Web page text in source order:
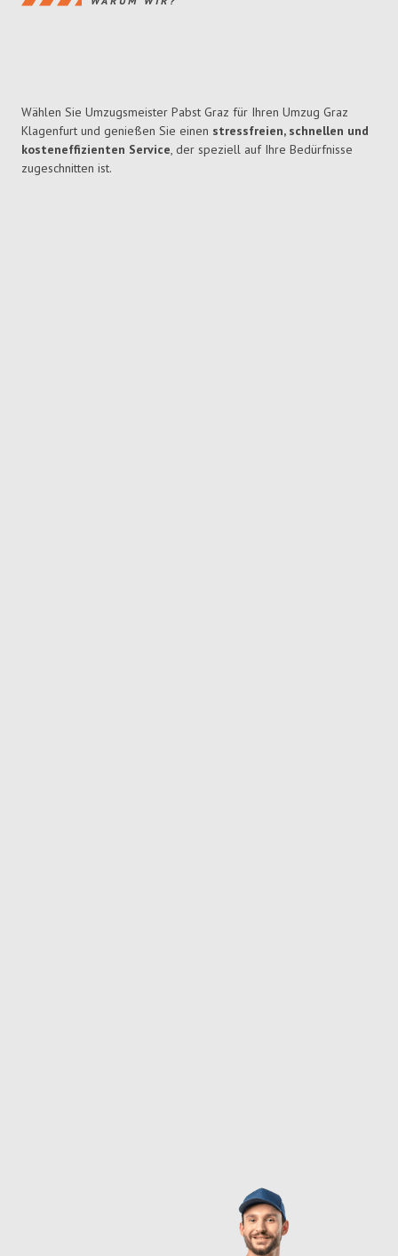
Wählen Sie Umzugsmeister Pabst Graz für Ihren Umzug Graz
Klagenfurt und genießen Sie einen stressfreien, schnellen und
kosteneffizienten Service, der speziell auf Ihre Bedürfnisse
zugeschnitten ist.